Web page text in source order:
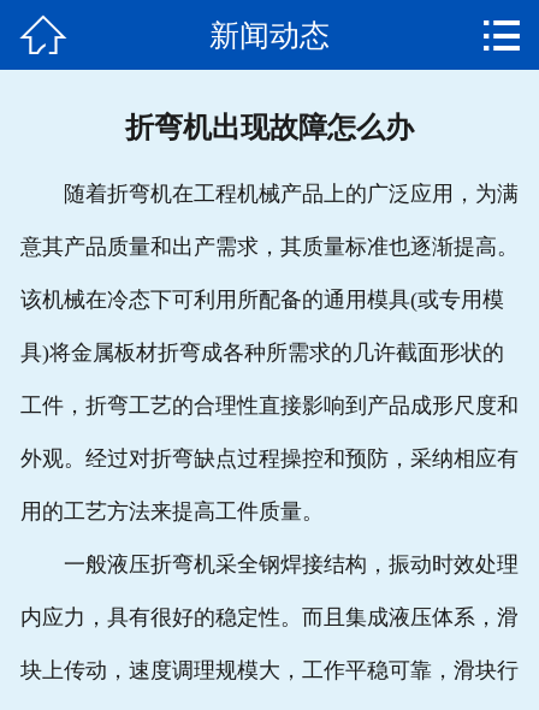
售后服务
联系我们
 新闻动态 
折弯机出现故障怎么办
随着折弯机在工程机械产品上的广泛应用，为满
意其产品质量和出产需求，其质量标准也逐渐提高。
该机械在冷态下可利用所配备的通用模具(或专用模
具)将金属板材折弯成各种所需求的几许截面形状的
工件，折弯工艺的合理性直接影响到产品成形尺度和
外观。经过对折弯缺点过程操控和预防，采纳相应有
用的工艺方法来提高工件质量。
一般液压折弯机采全钢焊接结构，振动时效处理
内应力，具有很好的稳定性。而且集成液压体系，滑
块上传动，速度调理规模大，工作平稳可靠，滑块行